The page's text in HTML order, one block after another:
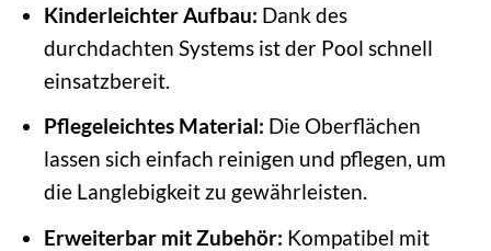
Kinderleichter Aufbau: Dank des
durchdachten Systems ist der Pool schnell
einsatzbereit.
Pflegeleichtes Material: Die Oberflächen
lassen sich einfach reinigen und pflegen, um
die Langlebigkeit zu gewährleisten.
Erweiterbar mit Zubehör: Kompatibel mit